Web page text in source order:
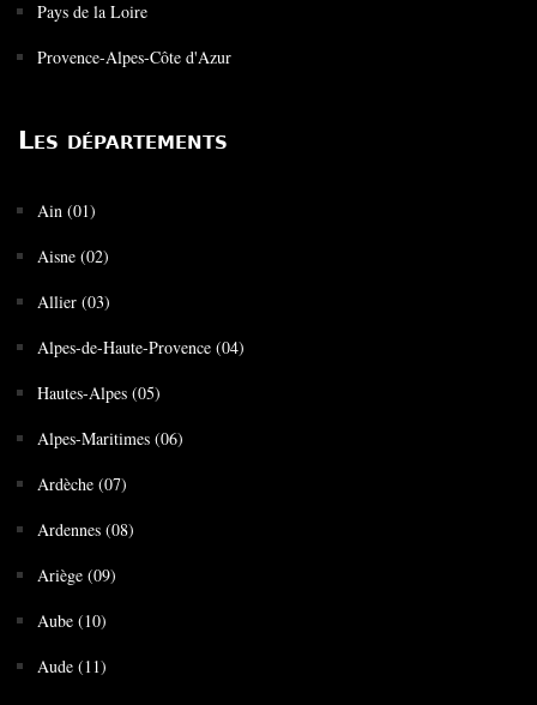
Pays de la Loire
Provence-Alpes-Côte d'Azur
Les départements
Ain (01)
Aisne (02)
Allier (03)
Alpes-de-Haute-Provence (04)
Hautes-Alpes (05)
Alpes-Maritimes (06)
Ardèche (07)
Ardennes (08)
Ariège (09)
Aube (10)
Aude (11)